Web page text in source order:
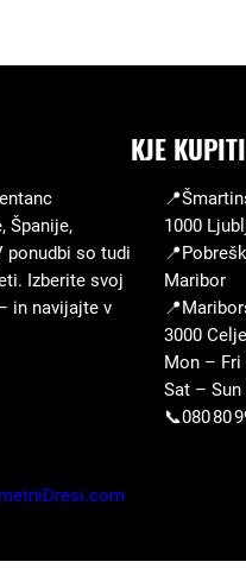
i
e
s
d
o
g
r
o
k
Španije,
ponudbi so tudi
Izberite svoj
in navijajte v
KJE KUPITI
1000
Maribor
3000 Celje
Mon –
Sat –
📞080 80